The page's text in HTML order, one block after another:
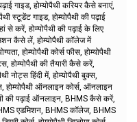
गाइड, होम्योपैथी करियर कैसे बनाएं,
स्टूडेंट गाइड, होम्योपैथी की पढ़ाई
से करें, होम्योपैथी की पढ़ाई के लिए
कैसे लें, होम्योपैथी कॉलेज में
होम्योपैथी कोर्स फीस, होम्योपैथी
होम्योपैथी की तैयारी कैसे करें,
नोट्स हिंदी में, होम्योपैथी बुक्स,
होम्योपैथी ऑनलाइन कोर्स, ऑनलाइन
की पढ़ाई ऑनलाइन, BHMS कैसे करें,
एडमिशन, BHMS कॉलेज, BHMS